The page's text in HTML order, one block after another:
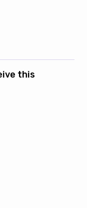
this